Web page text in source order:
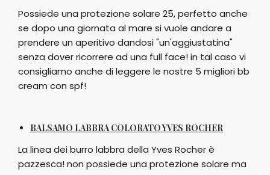
Possiede una protezione solare 25, perfetto anche
se dopo una giornata al mare si vuole andare a
prendere un aperitivo dandosi "un'aggiustatina"
senza dover ricorrere ad una full face! in tal caso vi
consigliamo anche di leggere le nostre 5 migliori bb
cream con spf!
BALSAMO LABBRA COLORATO YVES ROCHER
La linea dei burro labbra della Yves Rocher è
pazzesca! non possiede una protezione solare ma